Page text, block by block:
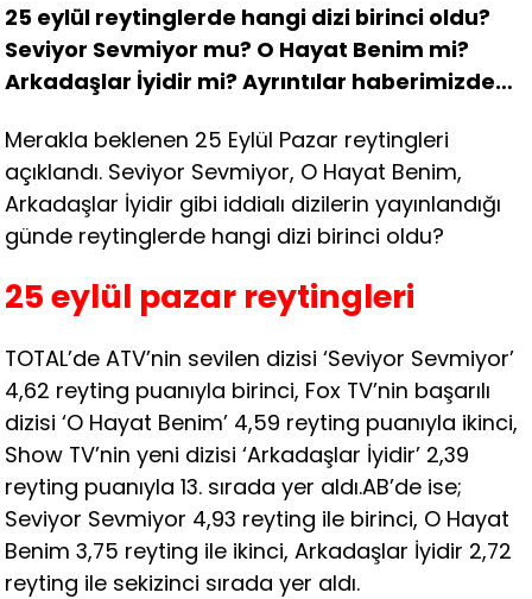
25 eylül reytinglerde hangi dizi birinci oldu?
Seviyor Sevmiyor mu? O Hayat Benim mi?
Arkadaşlar İyidir mi? Ayrıntılar haberimizde…
Merakla beklenen 25 Eylül Pazar reytingleri
açıklandı. Seviyor Sevmiyor, O Hayat Benim,
Arkadaşlar İyidir gibi iddialı dizilerin yayınlandığı
günde reytinglerde hangi dizi birinci oldu?
25 eylül pazar reytingleri
TOTAL’de ATV’nin sevilen dizisi ‘Seviyor Sevmiyor’
4,62 reyting puanıyla birinci, Fox TV’nin başarılı
dizisi ‘O Hayat Benim’ 4,59 reyting puanıyla ikinci,
Show TV’nin yeni dizisi ‘Arkadaşlar İyidir’ 2,39
reyting puanıyla 13. sırada yer aldı.AB’de ise;
Seviyor Sevmiyor 4,93 reyting ile birinci, O Hayat
Benim 3,75 reyting ile ikinci, Arkadaşlar İyidir 2,72
reyting ile sekizinci sırada yer aldı.